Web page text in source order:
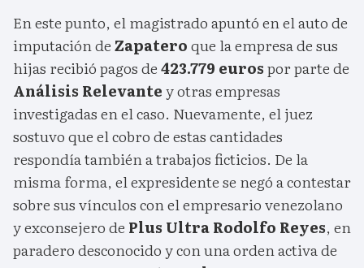
En este punto, el magistrado apuntó en el auto de
imputación deZapateroque la empresa de sus
hijas recibió pagos de423.779 eurospor parte de
Análisis Relevantey otras empresas
investigadas en el caso. Nuevamente, el juez
sostuvo que el cobro de estas cantidades
respondía también a trabajos ficticios. De la
misma forma, el expresidente se negó a contestar
sobre sus vínculos con el empresario venezolano
y exconsejero de Plus UltraRodolfo Reyes, en
paradero desconocido y con una orden activa de